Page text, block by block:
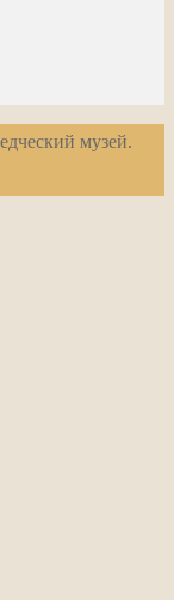
музей.